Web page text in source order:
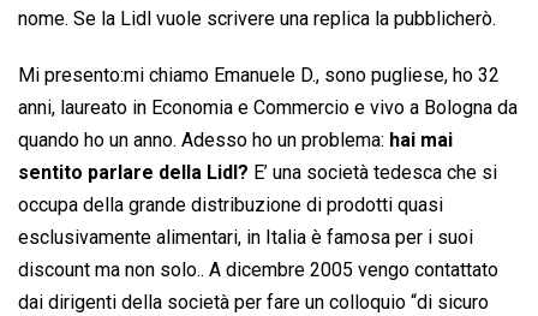
nome. Se la Lidl vuole scrivere una replica la pubblicherò.
Mi presento:mi chiamo Emanuele D., sono pugliese, ho 32
anni, laureato in Economia e Commercio e vivo a Bologna da
quando ho un anno. Adesso ho un problema: hai mai
sentito parlare della Lidl? E’ una società tedesca che si
occupa della grande distribuzione di prodotti quasi
esclusivamente alimentari, in Italia è famosa per i suoi
discount ma non solo.. A dicembre 2005 vengo contattato
dai dirigenti della società per fare un colloquio “di sicuro